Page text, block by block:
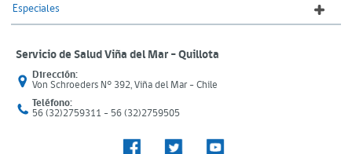
Especiales
Servicio de Salud Viña del Mar – Quillota
Dirección:
Von Schroeders N° 392, Viña del Mar - Chile
Teléfono:
56 (32)2759311 - 56 (32)2759505